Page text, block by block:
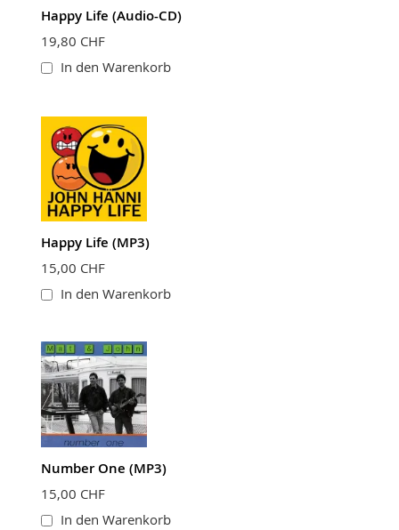
Happy Life (Audio-CD)
19,80 CHF
In den Warenkorb
Happy Life (MP3)
15,00 CHF
In den Warenkorb
Number One (MP3)
15,00 CHF
In den Warenkorb